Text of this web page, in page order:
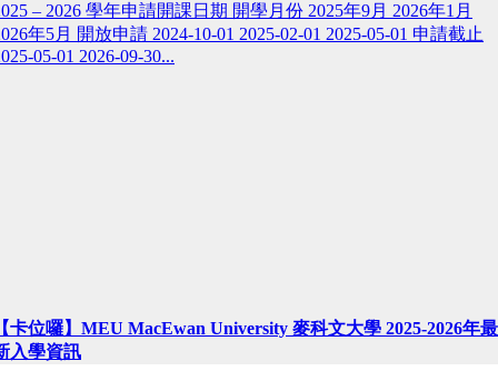
– 2026 學年申請開課日期 開學月份 2025年9月 2026年1月
年5月 開放申請 2024-10-01 2025-02-01 2025-05-01 申請截止
05-01 2026-09-30...
卡位囉】MEU MacEwan University 麥科文大學 2025-2026年最
入學資訊